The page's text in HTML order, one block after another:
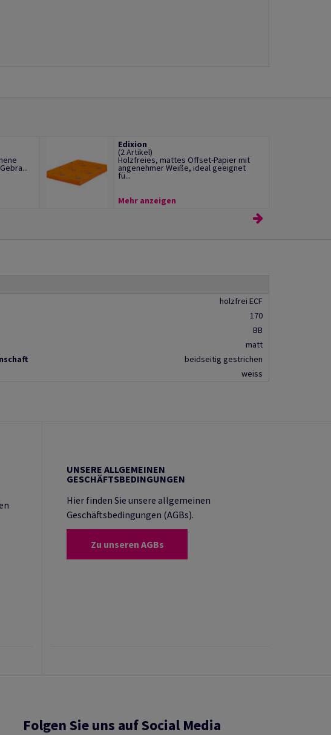
Edixion
(2 Artikel)
Holzfreies, mattes Offset-Papier mit
angenehmer Weiße, ideal geeignet
fü...
Mehr anzeigen
holzfrei ECF
170
BB
matt
beidseitig gestrichen
weiss
UNSERE ALLGEMEINEN
GESCHÄFTSBEDINGUNGEN
Hier finden Sie unsere allgemeinen
Geschäftsbedingungen (AGBs).
Zu unseren AGBs
Folgen Sie uns auf Social Media